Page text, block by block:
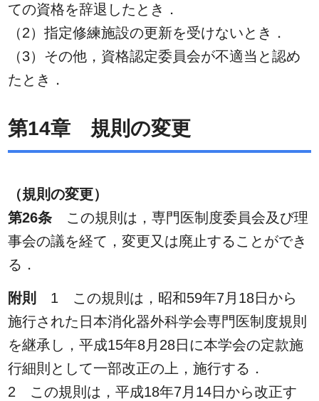
ての資格を辞退したとき．
（2）指定修練施設の更新を受けないとき．
（3）その他，資格認定委員会が不適当と認め
たとき．
第14章 規則の変更
（規則の変更）
第26条 この規則は，専門医制度委員会及び理
事会の議を経て，変更又は廃止することができ
る．
附則
1 この規則は，昭和59年7月18日から
施行された日本消化器外科学会専門医制度規則
を継承し，平成15年8月28日に本学会の定款施
行細則として一部改正の上，施行する．
2 この規則は，平成18年7月14日から改正す